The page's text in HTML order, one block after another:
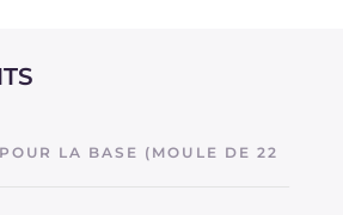
LA BASE (MOULE DE 22